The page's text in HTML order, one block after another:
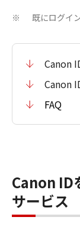
※ 既にログイ
Canon
Canon
FAQ
Canon ID
サービス